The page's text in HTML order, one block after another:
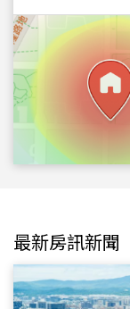
最新房訊新聞